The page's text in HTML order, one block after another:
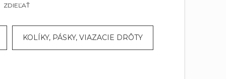
ZDIEĽAŤ
KOLÍKY, PÁSKY, VIAZACIE DRÔTY